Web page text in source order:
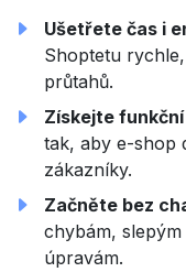
Ušetřete čas i
Shoptetu
průtahů.
Získejte
tak, aby e-shop
zákazníky.
Začněte bez
chybám,
úpravám.